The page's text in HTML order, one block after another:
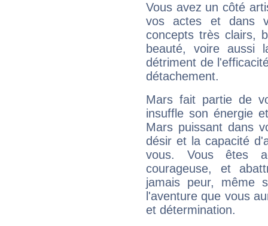
Vous avez un côté
vos actes et dans
concepts très clairs,
beauté, voire aussi
détriment de
détachement.
Mars fait partie de
insuffle son énergie
Mars puissant dans
désir et la capacité
vous. Vous êtes
courageuse, et
jamais peur, même
l'aventure que vous
et détermination.